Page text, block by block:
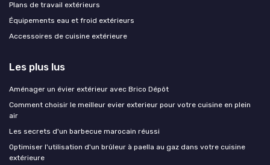
Plans de travail extérieurs
Équipements eau et froid extérieurs
Accessoires de cuisine extérieure
Les plus lus
Aménager un évier extérieur avec Brico Dépôt
Comment choisir le meilleur evier exterieur pour votre cuisine en plein
air
Les secrets d'un barbecue marocain réussi
Optimiser l'utilisation d'un brûleur à paella au gaz dans votre cuisine
extérieure